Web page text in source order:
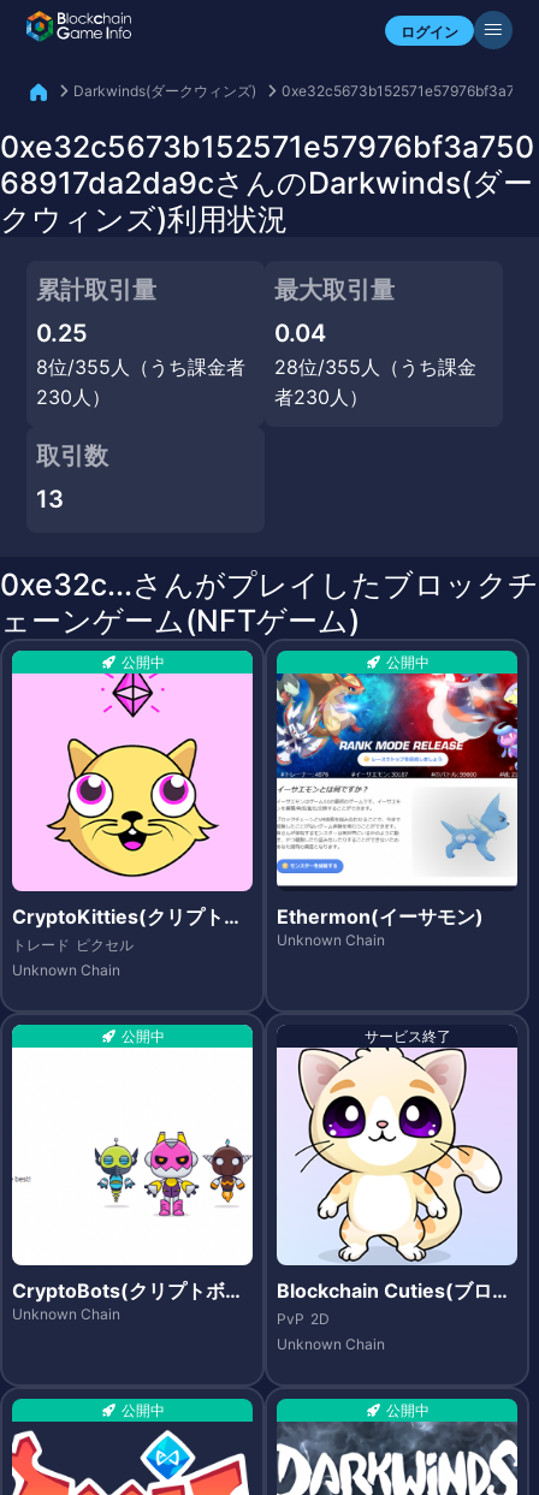
ログイン
自分のアセットを確認
Darkwinds(ダークウィンズ)
0xe32c5673b152571e57976bf3a750
68917da2da9cさんのDarkwinds(ダー
クウィンズ)利用状況
累計取引量
0.25
8位/355人（うち課金者
230人）
最大取引量
0.04
28位/355人（うち課金
者230人）
取引数
13
0xe32c...さんがプレイしたブロックチ
ェーンゲーム(NFTゲーム)
公開中
CryptoKitties(クリプトキ
ティーズ)
トレード ピクセル
Unknown Chain
公開中
Ethermon(イーサモン)
Unknown Chain
公開中
CryptoBots(クリプトボッ
ツ)
Unknown Chain
サービス終了
Blockchain Cuties(ブロッ
クチェーンキューティーズ)
PvP 2D
Unknown Chain
公開中 公開中